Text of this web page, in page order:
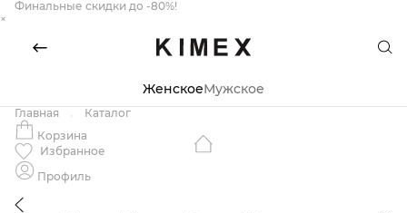
Финальные скидки до -80%!
×
ЖенскоеМужское
Главная
Каталог
Корзина
Избранное
Профиль